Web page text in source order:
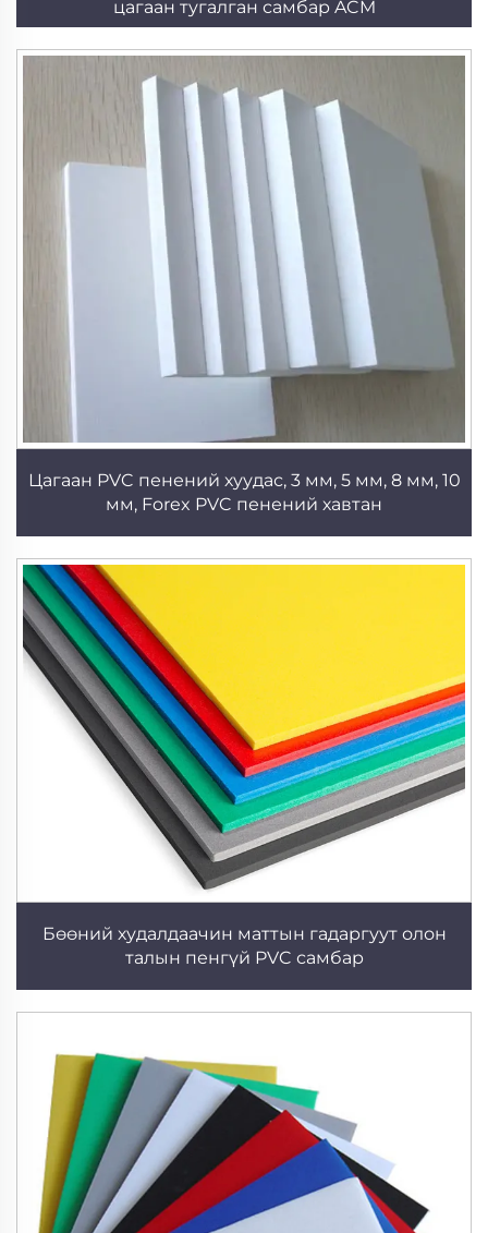
цагаан тугалган самбар ACM
Цагаан PVC пенений хуудас, 3 мм, 5 мм, 8 мм, 10
мм, Forex PVC пенений хавтан
Бөөний худалдаачин маттын гадаргуут олон
талын пенгүй PVC самбар